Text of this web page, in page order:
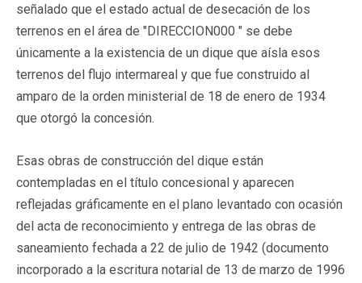
señalado que el estado actual de desecación de los
terrenos en el área de "DIRECCION000 " se debe
únicamente a la existencia de un dique que aísla esos
terrenos del flujo intermareal y que fue construido al
amparo de la orden ministerial de 18 de enero de 1934
que otorgó la concesión.
Esas obras de construcción del dique están
contempladas en el título concesional y aparecen
reflejadas gráficamente en el plano levantado con ocasión
del acta de reconocimiento y entrega de las obras de
saneamiento fechada a 22 de julio de 1942 (documento
incorporado a la escritura notarial de 13 de marzo de 1996